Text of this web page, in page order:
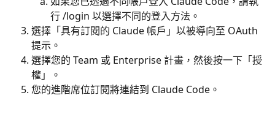
行 /login 以選擇不同的登入方法。
選擇「具有訂閱的 Claude 帳戶」以被導向至 OAuth
提示。
選擇您的 Team 或 Enterprise 計畫，然後按一下「授
權」。
您的進階席位訂閱將連結到 Claude Code。